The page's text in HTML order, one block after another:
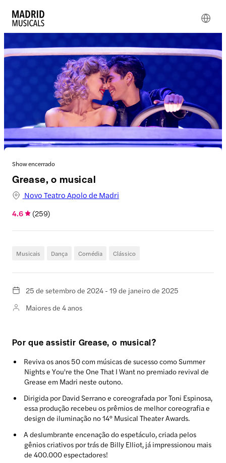
Show encerrado
Grease, o musical
Novo Teatro Apolo de Madri
4.6
(259)
Musicais Dança Comédia Clássico
25 de setembro de 2024 - 19 de janeiro de 2025
Maiores de 4 anos
Por que assistir Grease, o musical?
Reviva os anos 50 com músicas de sucesso como Summer
Nights e You're the One That I Want no premiado revival de
Grease em Madri neste outono.
Dirigida por David Serrano e coreografada por Toni Espinosa,
essa produção recebeu os prêmios de melhor coreografia e
design de iluminação no 14º Musical Theater Awards.
A deslumbrante encenação do espetáculo, criada pelos
gênios criativos por trás de Billy Elliot, já impressionou mais
de 400.000 espectadores!